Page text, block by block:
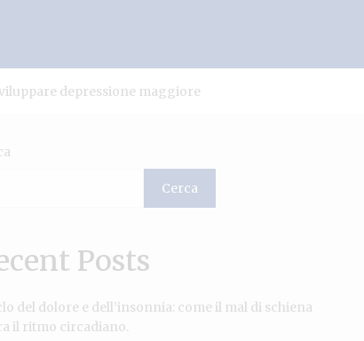
depressione maggiore
Cerca
Posts
del dolore e dell’insonnia: come il mal di schiena
il ritmo circadiano.